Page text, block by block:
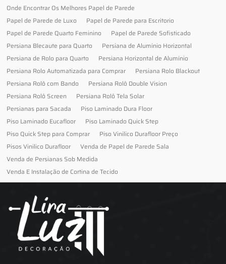
Onde Encontrar Os Melhores Papel de Parede
Papel de Parede de Luxo
Papel de Parede para Escritorio
Papel de Parede Quarto Feminino
Papel de Parede Sofisticado
Persiana Blecaute para Quarto
Persiana de Alumínio Horizontal
Persiana de Rolo para Quarto
Persiana Horizontal de Alumínio
Persiana Rolo Automatizada para Comprar
Persiana Rolo Blackout
Persiana Rolô com Bando
Persiana Rolô Double Vision
Persiana Rolô Screen
Persiana Rolô Tela Solar
Persianas para Sacada
Piso Laminado Dura Floor
Piso Laminado Eucafloor
Piso Laminado Quick Step
Piso Quick Step para Comprar
Piso Vinilico Durafloor Preço
Pisos Vinilico Durafloor
Venda de Papel de Parede Sala
Venda de Persianas Sob Medida
Venda E Instalação de Cortina de Tecido